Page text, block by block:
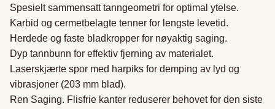
Spesielt sammensatt tanngeometri for optimal ytelse.
Karbid og cermetbelagte tenner for lengste levetid.
Herdede og faste bladkropper for nøyaktig saging.
Dyp tannbunn for effektiv fjerning av materialet.
Laserskjærte spor med harpiks for demping av lyd og
vibrasjoner (203 mm blad).
Ren Saging. Flisfrie kanter reduserer behovet for den siste